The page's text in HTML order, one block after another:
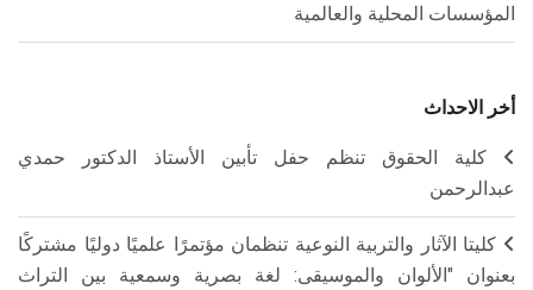
المؤسسات المحلية والعالمية
أخر الاحداث
كلية الحقوق تنظم حفل تأبين الأستاذ الدكتور حمدي
عبدالرحمن
كليتا الآثار والتربية النوعية تنظمان مؤتمرًا علميًا دوليًا مشتركًا
بعنوان "الألوان والموسيقى: لغة بصرية وسمعية بين التراث